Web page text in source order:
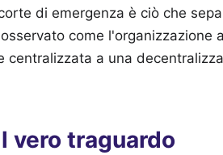
di emergenza è ciò che
come l'organizzazione
centralizzata a una
vero traguardo